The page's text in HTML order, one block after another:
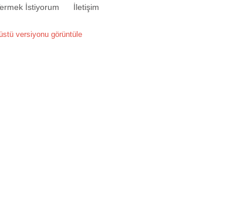
İstiyorum İletişim
versiyonu görüntüle